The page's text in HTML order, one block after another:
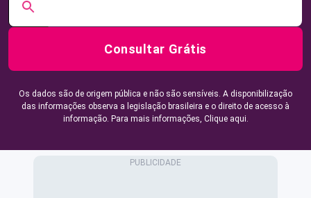
Consultar Grátis
Os dados são de origem pública e não são sensíveis. A disponibilização
das informações observa a legislação brasileira e o direito de acesso à
informação. Para mais informações, Clique aqui.